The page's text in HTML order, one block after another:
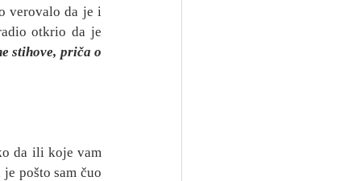
verovalo da je i
otkrio da je
stihove, priča o
da ili koje vam
pošto sam čuo